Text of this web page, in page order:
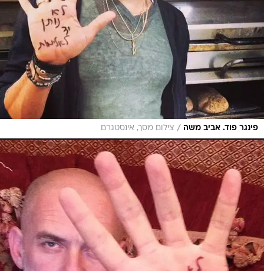
פינגר פוד. אביב משה / צילום מסך, אינסטגרם